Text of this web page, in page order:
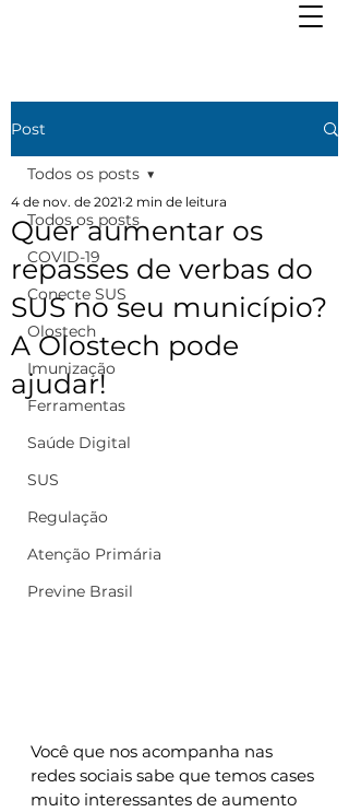
Post
Todos os posts
COVID-19
Conecte SUS
Olostech
Imunização
Ferramentas
Saúde Digital
SUS
Regulação
Atenção Primária
Previne Brasil
Todos os posts
Quer aumentar os
repasses de verbas do
SUS no seu município?
A Olostech pode
ajudar!
4 de nov. de 2021 2 min de leitura
Você que nos acompanha nas
redes sociais sabe que temos cases
muito interessantes de aumento